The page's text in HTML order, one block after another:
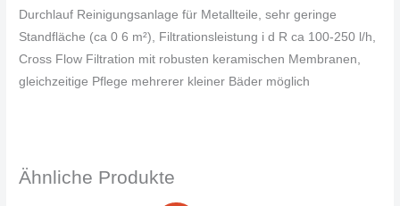
Durchlauf Reinigungsanlage für Metallteile, sehr geringe
Standfläche (ca 0 6 m²), Filtrationsleistung i d R ca 100-250 l/h,
Cross Flow Filtration mit robusten keramischen Membranen,
gleichzeitige Pflege mehrerer kleiner Bäder möglich
Ähnliche Produkte